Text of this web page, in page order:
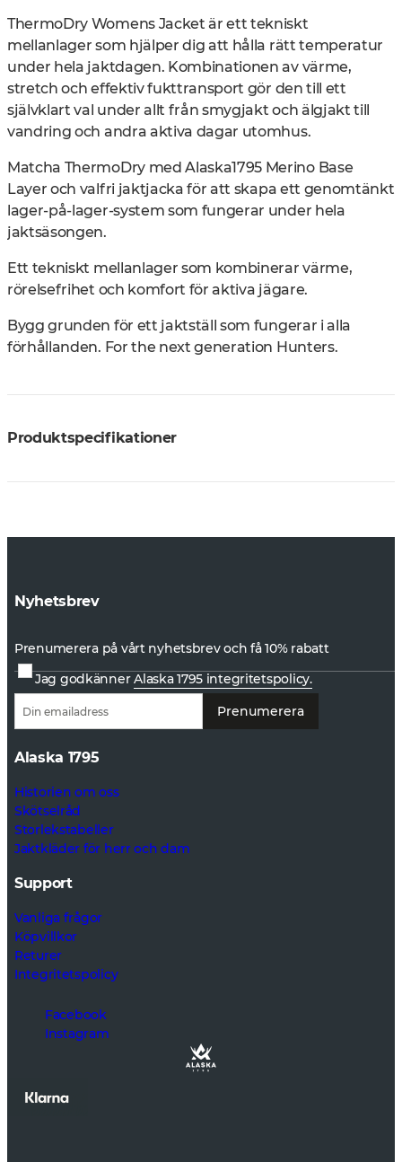
ThermoDry Womens Jacket är ett tekniskt
mellanlager som hjälper dig att hålla rätt temperatur
under hela jaktdagen. Kombinationen av värme,
stretch och effektiv fukttransport gör den till ett
självklart val under allt från smygjakt och älgjakt till
vandring och andra aktiva dagar utomhus.
Matcha ThermoDry med Alaska1795 Merino Base
Layer och valfri jaktjacka för att skapa ett genomtänkt
lager-på-lager-system som fungerar under hela
jaktsäsongen.
Ett tekniskt mellanlager som kombinerar värme,
rörelsefrihet och komfort för aktiva jägare.
Bygg grunden för ett jaktställ som fungerar i alla
förhållanden. For the next generation Hunters.
Produktspecifikationer
Nyhetsbrev
Prenumerera på vårt nyhetsbrev och få 10% rabatt
Jag godkännerAlaska 1795 integritetspolicy.
Prenumerera
Alaska 1795
Historien om oss
Skötselråd
Storlekstabeller
Jaktkläder för herr och dam
Support
Vanliga frågor
Köpvillkor
Returer
Integritetspolicy
Facebook
Instagram